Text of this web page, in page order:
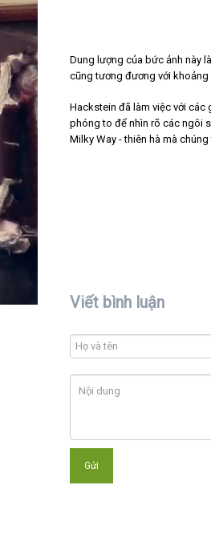
Dung lượng của bức ảnh này
cũng tương đương với khoảng
Hackstein đã làm việc với các
phóng to để nhìn rõ các ngôi
Milky Way - thiên hà mà
Viết bình luận